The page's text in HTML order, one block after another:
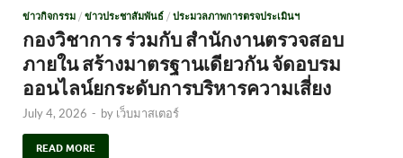
ข่าวกิจกรรม / ข่าวประชาสัมพันธ์ / ประมวลภาพการตรจประเมินฯ
กองวิชาการ ร่วมกับ สำนักงานตรวจสอบ
ภายใน สร้างมาตรฐานเดียวกัน จัดอบรม
ออนไลน์ยกระดับการบริหารความเสี่ยง
July 4, 2026 - by เว็บมาสเตอร์
READ MORE